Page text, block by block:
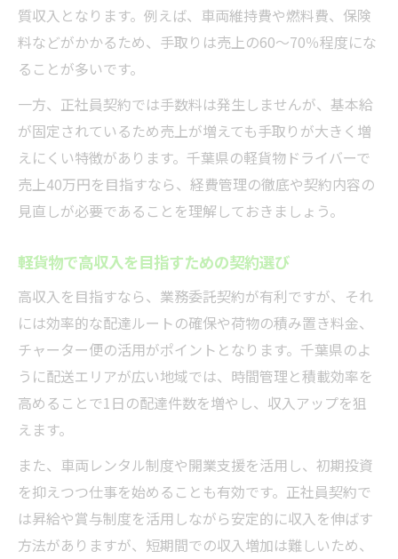
質収入となります。例えば、車両維持費や燃料費、保険
料などがかかるため、手取りは売上の60～70％程度にな
ることが多いです。
一方、正社員契約では手数料は発生しませんが、基本給
が固定されているため売上が増えても手取りが大きく増
えにくい特徴があります。千葉県の軽貨物ドライバーで
売上40万円を目指すなら、経費管理の徹底や契約内容の
見直しが必要であることを理解しておきましょう。
軽貨物で高収入を目指すための契約選び
高収入を目指すなら、業務委託契約が有利ですが、それ
には効率的な配達ルートの確保や荷物の積み置き料金、
チャーター便の活用がポイントとなります。千葉県のよ
うに配送エリアが広い地域では、時間管理と積載効率を
高めることで1日の配達件数を増やし、収入アップを狙
えます。
また、車両レンタル制度や開業支援を活用し、初期投資
を抑えつつ仕事を始めることも有効です。正社員契約で
は昇給や賞与制度を活用しながら安定的に収入を伸ばす
方法がありますが、短期間での収入増加は難しいため、